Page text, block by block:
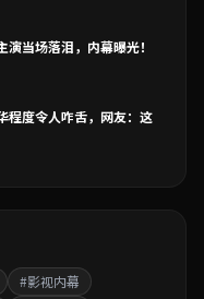
当场落泪，内幕曝光！
程度令人咋舌，网友：这
#影视内幕